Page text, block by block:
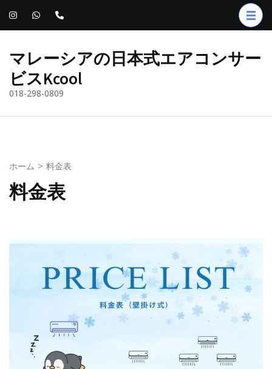
コ
へ
ス
プ
(Enter
を
マレーシアの日本式エアコンサー
ビスKcool
018-298-0809
ホーム > 料金表
料金表